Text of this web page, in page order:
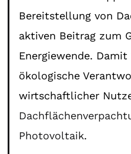
Bereitstellung von
aktiven Beitrag zum
Energiewende.
ökologische
wirtschaftlicher
Photovoltaik.